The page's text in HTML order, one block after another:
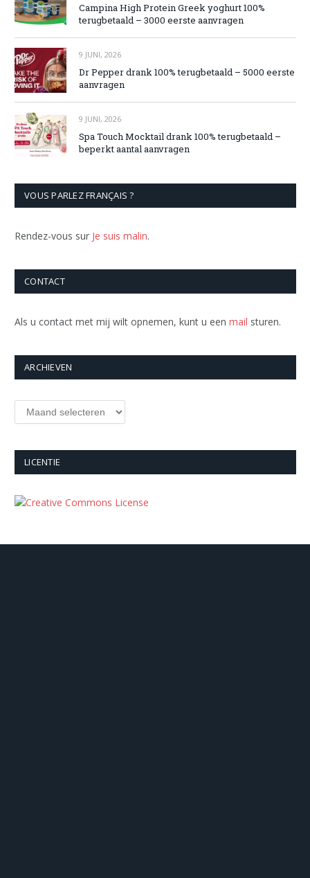
Campina High Protein Greek yoghurt 100%
terugbetaald – 3000 eerste aanvragen
9 JUNI, 2026
Dr Pepper drank 100% terugbetaald – 5000 eerste
aanvragen
9 JUNI, 2026
Spa Touch Mocktail drank 100% terugbetaald –
beperkt aantal aanvragen
VOUS PARLEZ FRANÇAIS ?
Rendez-vous sur Je suis malin.
CONTACT
Als u contact met mij wilt opnemen, kunt u een mail sturen.
ARCHIEVEN
Archieven
LICENTIE